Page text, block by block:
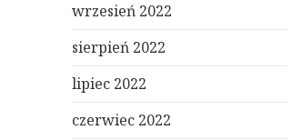
wrzesień 2022
sierpień 2022
lipiec 2022
czerwiec 2022